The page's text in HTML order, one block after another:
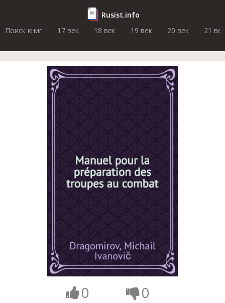
Rusist.info
Поиск книг
17 век 18 век 19 век 20 век 21 век
0 0